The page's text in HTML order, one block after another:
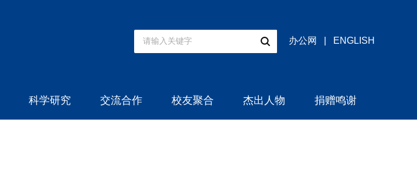
办公网 ENGLISH
科学研究 交流合作 校友聚合 杰出人物 捐赠鸣谢